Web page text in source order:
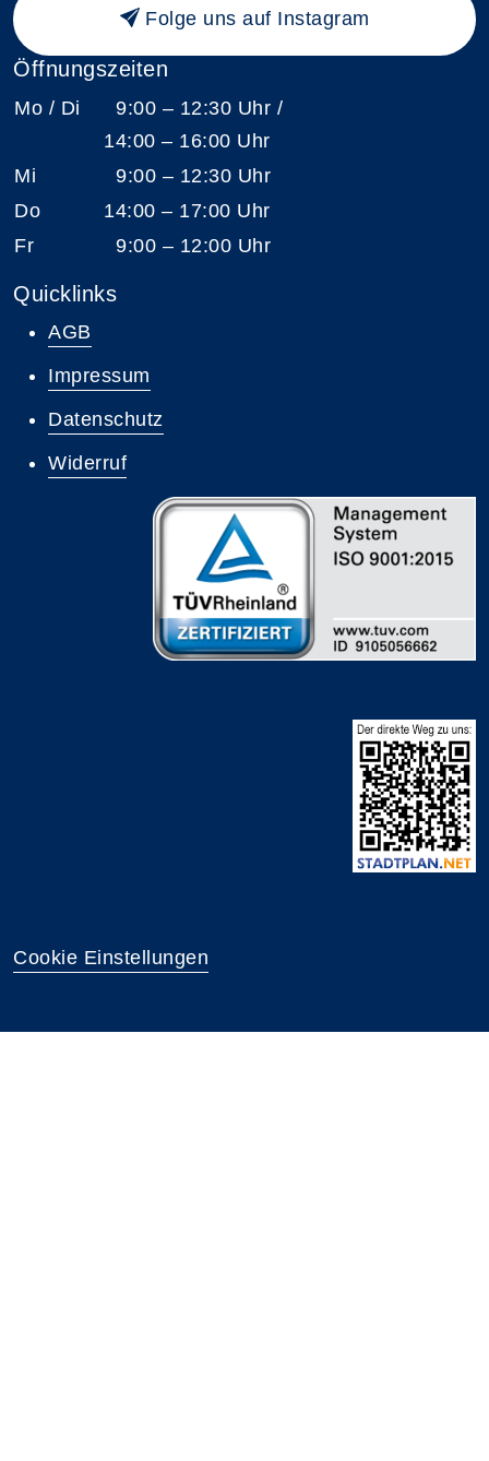
Folge uns auf Instagram
Öffnungszeiten
Mo / Di
9:00 – 12:30 Uhr /
14:00 – 16:00 Uhr
Mi
9:00 – 12:30 Uhr
Do
14:00 – 17:00 Uhr
Fr
9:00 – 12:00 Uhr
Quicklinks
AGB
Impressum
Datenschutz
Widerruf
Cookie Einstellungen